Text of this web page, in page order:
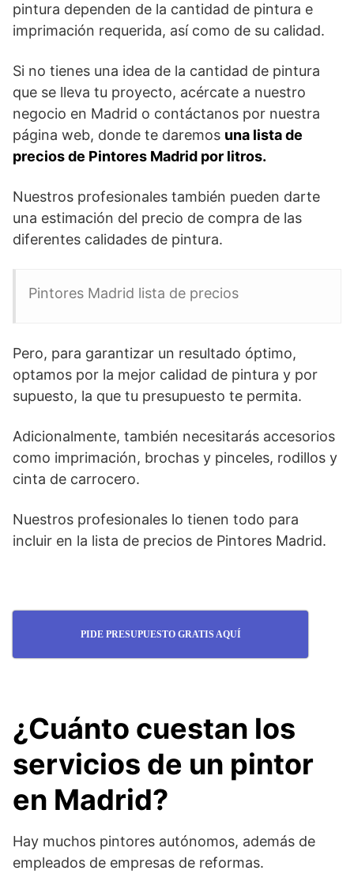
pintura dependen de la cantidad de pintura e
imprimación requerida, así como de su calidad.
Si no tienes una idea de la cantidad de pintura
que se lleva tu proyecto, acércate a nuestro
negocio en Madrid o contáctanos por nuestra
página web, donde te daremos una lista de
precios de Pintores Madrid por litros.
Nuestros profesionales también pueden darte
una estimación del precio de compra de las
diferentes calidades de pintura.
Pintores Madrid lista de precios
Pero, para garantizar un resultado óptimo,
optamos por la mejor calidad de pintura y por
supuesto, la que tu presupuesto te permita.
Adicionalmente, también necesitarás accesorios
como imprimación, brochas y pinceles, rodillos y
cinta de carrocero.
Nuestros profesionales lo tienen todo para
incluir en la lista de precios de Pintores Madrid.
PIDE PRESUPUESTO GRATIS AQUÍ
¿Cuánto cuestan los
servicios de un pintor
en Madrid?
Hay muchos pintores autónomos, además de
empleados de empresas de reformas.